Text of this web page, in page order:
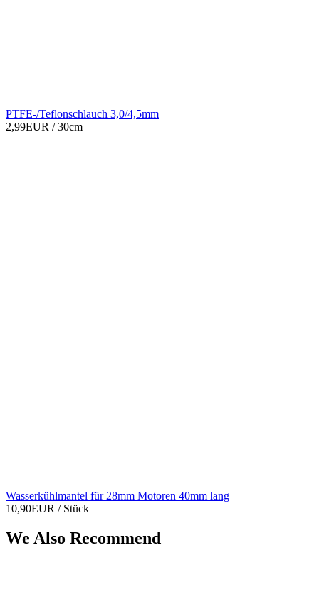
PTFE-/Teflonschlauch 3,0/4,5mm
2,99EUR / 30cm
Wasserkühlmantel für 28mm Motoren 40mm lang
10,90EUR / Stück
We Also Recommend